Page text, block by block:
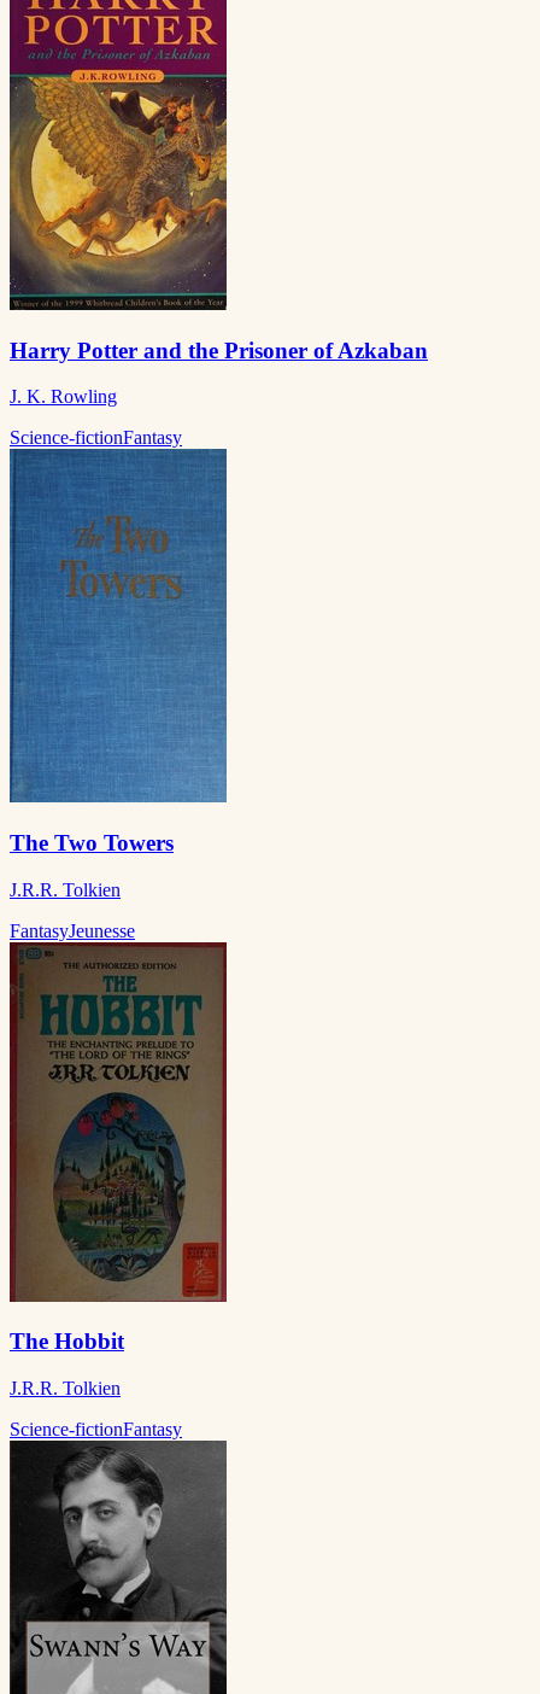
Harry Potter and the Prisoner of Azkaban
J. K. Rowling
Science-fictionFantasy
The Two Towers
J.R.R. Tolkien
FantasyJeunesse
The Hobbit
J.R.R. Tolkien
Science-fictionFantasy